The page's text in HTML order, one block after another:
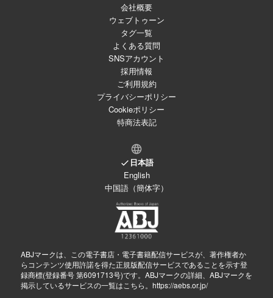
会社概要
ウェブトゥーン
タグ一覧
よくある質問
SNSアカウント
採用情報
ご利用規約
プライバシーポリシー
Cookieポリシー
特商法表記
日本語
English
中国語（簡体字）
ABJマークは、この電子書店・電子書籍配信サービスが、著作権者か
らコンテンツ使用許諾を得た正規版配信サービスであることを示す登
録商標(登録番号 第6091713号)です。ABJマークの詳細、ABJマークを
掲示しているサービスの一覧はこちら。 https://aebs.or.jp/